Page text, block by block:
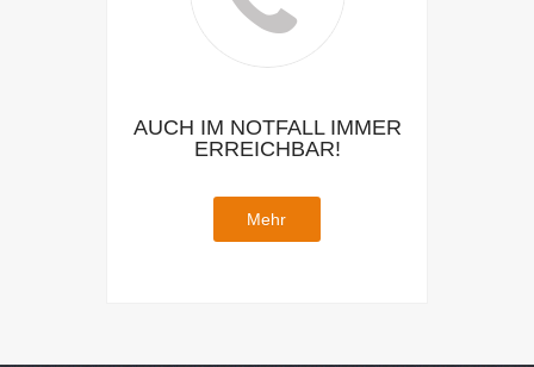
AUCH IM NOTFALL IMMER
ERREICHBAR!
Mehr